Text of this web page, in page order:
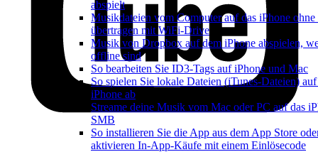
abspielt
Musikdateien vom Computer auf das iPhone ohne
übertragen mit WiFi-Drive
Musik von Dropbox auf dem iPhone abspielen,
offline sind
So bearbeiten Sie ID3-Tags auf iPhone und Mac
So spielen Sie lokale Dateien (iTunes-Dateien)
iPhone ab
Streame deine Musik vom Mac oder PC auf das
SMB
So installieren Sie die App aus dem App Store
aktivieren In-App-Käufe mit einem Einlösecode